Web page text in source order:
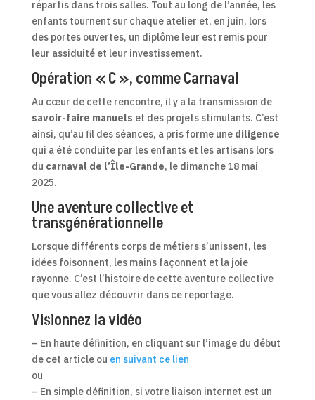
répartis dans trois salles. Tout au long de l’année, les
enfants tournent sur chaque atelier et, en juin, lors
des portes ouvertes, un diplôme leur est remis pour
leur assiduité et leur investissement.
Opération « C », comme Carnaval
Au cœur de cette rencontre, il y a la transmission de
savoir-faire manuels et des projets stimulants. C’est
ainsi, qu’au fil des séances, a pris forme une diligence
qui a été conduite par les enfants et les artisans lors
du carnaval de l’Île-Grande, le dimanche 18 mai
2025.
Une aventure collective et
transgénérationnelle
Lorsque différents corps de métiers s’unissent, les
idées foisonnent, les mains façonnent et la joie
rayonne. C’est l’histoire de cette aventure collective
que vous allez découvrir dans ce reportage.
Visionnez la vidéo
– En haute définition, en cliquant sur l’image du début
de cet article ou en suivant ce lien
ou
– En simple définition, si votre liaison internet est un